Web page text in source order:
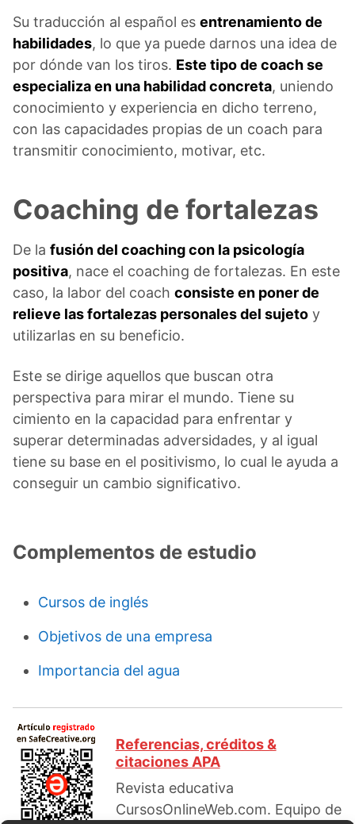
Su traducción al español es entrenamiento de
habilidades, lo que ya puede darnos una idea de
por dónde van los tiros. Este tipo de coach se
especializa en una habilidad concreta, uniendo
conocimiento y experiencia en dicho terreno,
con las capacidades propias de un coach para
transmitir conocimiento, motivar, etc.
Coaching de fortalezas
De la fusión del coaching con la psicología
positiva, nace el coaching de fortalezas. En este
caso, la labor del coach consiste en poner de
relieve las fortalezas personales del sujeto y
utilizarlas en su beneficio.
Este se dirige aquellos que buscan otra
perspectiva para mirar el mundo. Tiene su
cimiento en la capacidad para enfrentar y
superar determinadas adversidades, y al igual
tiene su base en el positivismo, lo cual le ayuda a
conseguir un cambio significativo.
Complementos de estudio
Cursos de inglés
Objetivos de una empresa
Importancia del agua
Referencias, créditos &
citaciones APA
Revista educativa
CursosOnlineWeb.com. Equipo de